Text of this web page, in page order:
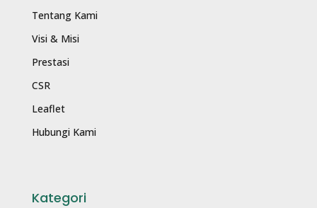
Tentang Kami
Visi & Misi
Prestasi
CSR
Leaflet
Hubungi Kami
Kategori